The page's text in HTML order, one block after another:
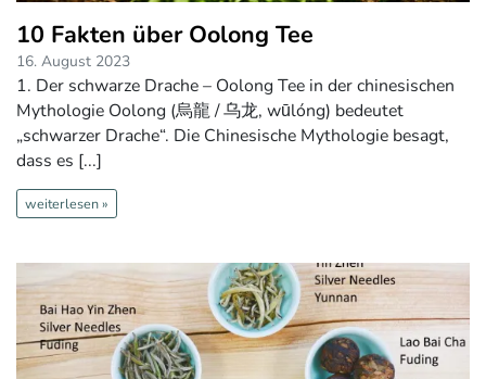
10 Fakten über Oolong Tee
16. August 2023
1. Der schwarze Drache – Oolong Tee in der chinesischen
Mythologie Oolong (烏龍 / 乌龙, wūlóng) bedeutet
„schwarzer Drache“. Die Chinesische Mythologie besagt,
dass es [...]
weiterlesen »